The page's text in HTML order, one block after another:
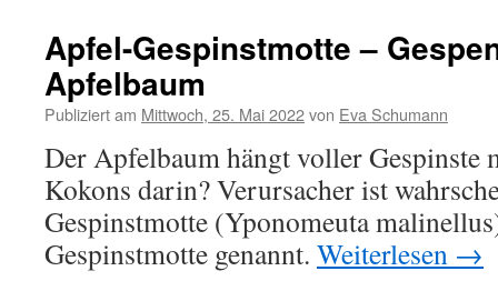
Apfel-Gespinstmotte –
Apfelbaum
Publiziert am Mittwoch, 25. Mai 2022von Eva Schumann
Der Apfelbaum hängt voller Gespinste
Kokons darin? Verursacher ist
Gespinstmotte (Yponomeuta
Gespinstmotte genannt. Weiterlesen →